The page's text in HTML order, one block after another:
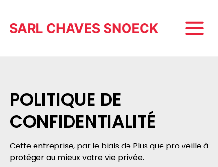
POLITIQUE DE
CONFIDENTIALITÉ
Cette entreprise, par le biais de Plus que pro veille à
protéger au mieux votre vie privée.